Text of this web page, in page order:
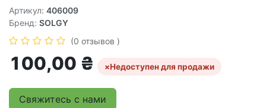
Артикул: 406009
Бренд: SOLGY
(0 отзывов )
100,00 ₴ ×Недоступен для продажи
Свяжитесь с нами